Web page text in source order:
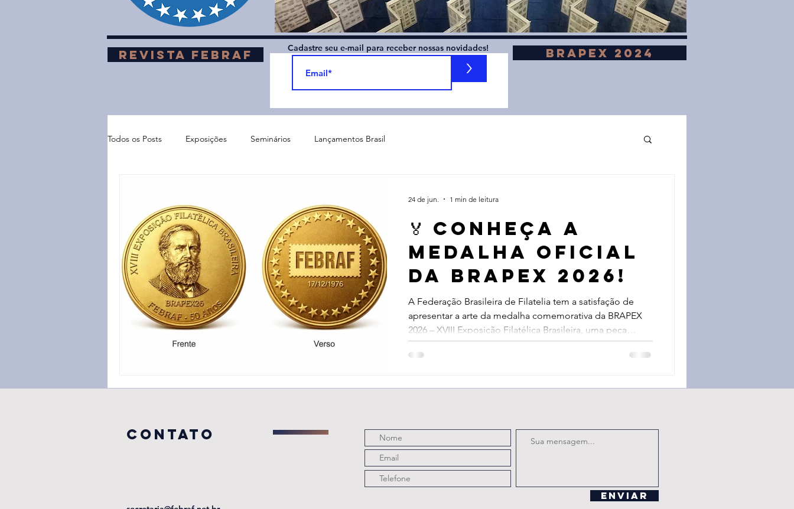
REVISTA FEBRAF Cadastre seu e-mail para receber nossas novidades!
>
BRAPEX 2024
Todos os Posts Exposições Seminários Lançamentos Brasil
🏅 Conheça a
Medalha Oficial
da BRAPEX 2026!
A Federação Brasileira de Filatelia tem a satisfação de
apresentar a arte da medalha comemorativa da BRAPEX
2026 – XVIII Exposição Filatélica Brasileira, uma peça
especialmente criada para marcar uma edição histórica da
principal exposição filatélica nacional. Mais do que uma
evento que celebrará três importantes marcos da história
24 de jun. 1 min de leitura
CONTATO
Enviar